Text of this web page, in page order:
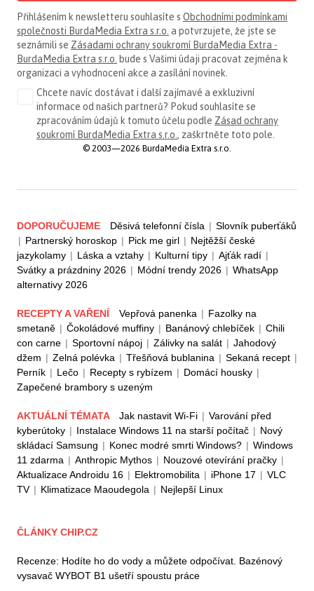
Přihlášením k newsletteru souhlasíte s Obchodními podmínkami
společnosti BurdaMedia Extra s.r.o. a potvrzujete, že jste se
seznámili se Zásadami ochrany soukromí BurdaMedia Extra -
BurdaMedia Extra s.r.o. bude s Vašimi údaji pracovat zejména k
organizaci a vyhodnocení akce a zasílání novinek.
Chcete navíc dostávat i další zajímavé a exkluzivní
informace od našich partnerů? Pokud souhlasíte se
zpracováním údajů k tomuto účelu podle Zásad ochrany
soukromí BurdaMedia Extra s.r.o. , zaškrtněte toto pole.
© 2003—2026 BurdaMedia Extra s.r.o.
DOPORUČUJEME Děsivá telefonní čísla | Slovník puberťáků
| Partnerský horoskop | Pick me girl | Nejtěžší české
jazykolamy | Láska a vztahy | Kulturní tipy | Ajťák radí |
Svátky a prázdniny 2026 | Módní trendy 2026 | WhatsApp
alternativy 2026
RECEPTY A VAŘENÍ Vepřová panenka | Fazolky na
smetaně | Čokoládové muffiny | Banánový chlebíček | Chili
con carne | Sportovní nápoj | Zálivky na salát | Jahodový
džem | Zelná polévka | Třešňová bublanina | Sekaná recept |
Perník | Lečo | Recepty s rybízem | Domácí housky |
Zapečené brambory s uzeným
AKTUÁLNÍ TÉMATA Jak nastavit Wi-Fi | Varování před
kyberútoky | Instalace Windows 11 na starší počítač | Nový
skládací Samsung | Konec modré smrti Windows? | Windows
11 zdarma | Anthropic Mythos | Nouzové otevírání pračky |
Aktualizace Androidu 16 | Elektromobilita | iPhone 17 | VLC
TV | Klimatizace Maoudegola | Nejlepší Linux
ČLÁNKY CHIP.CZ
Recenze: Hodíte ho do vody a můžete odpočívat. Bazénový
vysavač WYBOT B1 ušetří spoustu práce